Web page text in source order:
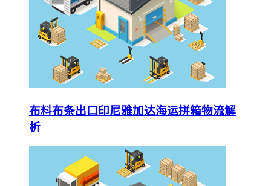
布料布条出口印尼雅加达海运拼箱物流解
析